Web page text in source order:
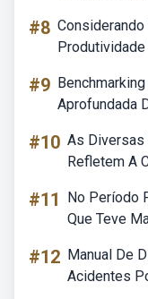
#8
#9
Aprofundada
#10 As Diversas
Refletem A
#11
No Período
Que Teve
#12 Manual De
Acidentes